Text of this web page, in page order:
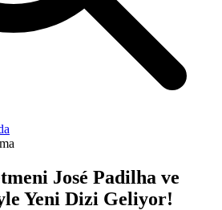
José Padilha ve
Yeni Dizi Geliyor!